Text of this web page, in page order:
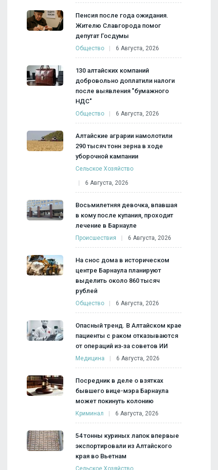
Пенсия после года ожидания.
Жителю Славгорода помог
депутат Госдумы
Общество 6 Августа, 2026
130 алтайских компаний
добровольно доплатили налоги
после выявления "бумажного
НДС"
Общество 6 Августа, 2026
Алтайские аграрии намолотили
290 тысяч тонн зерна в ходе
уборочной кампании
Сельское Хозяйство
6 Августа, 2026
Восьмилетняя девочка, впавшая
в кому после купания, проходит
лечение в Барнауле
Происшествия 6 Августа, 2026
На снос дома в историческом
центре Барнаула планируют
выделить около 860 тысяч
рублей
Общество 6 Августа, 2026
Опасный тренд. В Алтайском крае
пациенты с раком отказываются
от операций из‑за советов ИИ
Медицина 6 Августа, 2026
Посредник в деле о взятках
бывшего вице-мэра Барнаула
может покинуть колонию
Криминал 6 Августа, 2026
54 тонны куриных лапок впервые
экспортировали из Алтайского
края во Вьетнам
Сельское Хозяйство